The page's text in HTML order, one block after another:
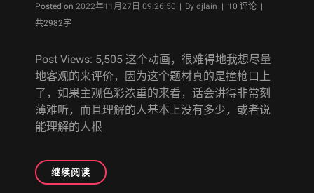
Posted on 2022年11月27日 09:26:50 | By Byline
djlain | 10 评论 |
共2982字
Post Views: 5,505 这个动画，很难得地我想尽量
地客观的来评价，因为这个题材真的是撞枪口上
了，如果主观色彩浓重的来看，话会讲得非常刻
薄难听，而且理解的人基本上没有多少，或者说
能理解的人根
继续阅读孤
独